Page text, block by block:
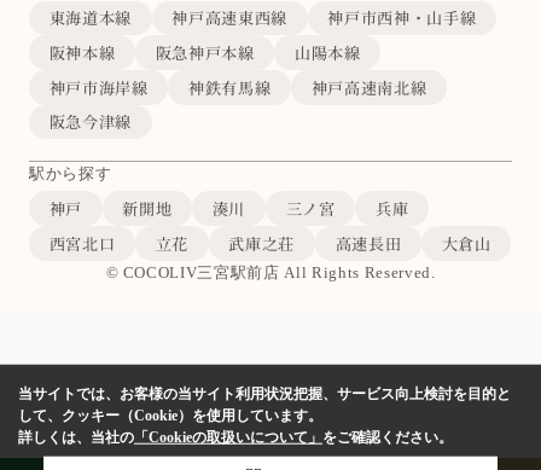
東海道本線 神戸高速東西線
神戸市西神・山手線
阪神本線
阪急神戸本線
山陽本線
神戸市海岸線
神鉄有馬線
神戸高速南北線
阪急今津線
駅から探す
神戸 新開地 湊川 三ノ宮
兵庫
西宮北口
立花 武庫之荘 高速長田 大倉山
© COCOLIV三宮駅前店 All Rights Reserved.
当サイトでは、お客様の当サイト利用状況把握、サービス向上検討を目的と
して、クッキー（Cookie）を使用しています。
詳しくは、当社の 「Cookieの取扱いについて」 をご確認ください。